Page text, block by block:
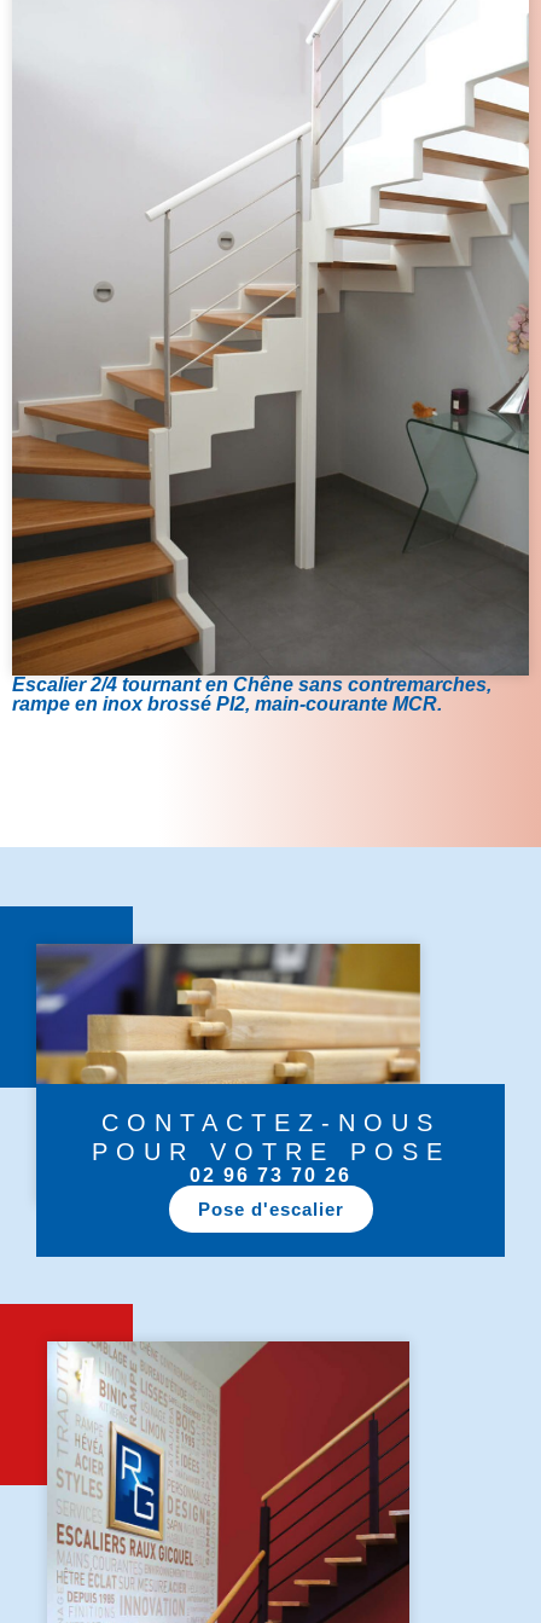
Escalier 2/4 tournant en Chêne sans contremarches,
rampe en inox brossé PI2, main-courante MCR.
CONTACTEZ-NOUS
POUR VOTRE POSE
02 96 73 70 26
Pose d'escalier